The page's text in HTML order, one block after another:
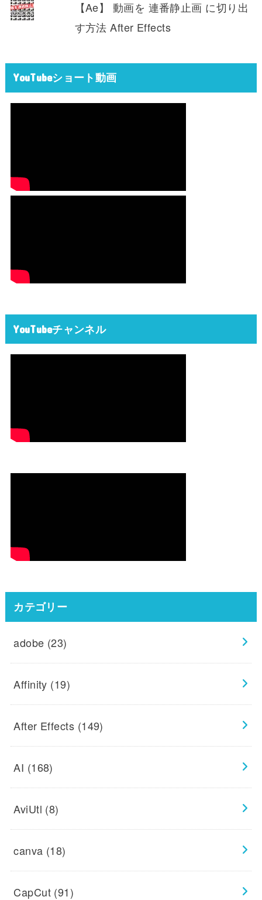
【Ae】 動画を 連番静止画 に切り出
す方法 After Effects
YouTubeショート動画
YouTubeチャンネル
カテゴリー
adobe (23)
Affinity (19)
After Effects (149)
AI (168)
AviUtl (8)
canva (18)
CapCut (91)